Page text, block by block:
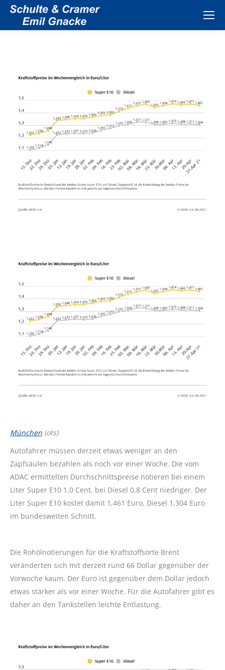
München (ots)
Autofahrer müssen derzeit etwas weniger an den
Zapfsäulen bezahlen als noch vor einer Woche. Die vom
ADAC ermittelten Durchschnittspreise notieren bei einem
Liter Super E10 1,0 Cent, bei Diesel 0,8 Cent niedriger. Der
Liter Super E10 kostet damit 1,461 Euro, Diesel 1,304 Euro
im bundesweiten Schnitt.
Die Rohölnotierungen für die Kraftstoffsorte Brent
veränderten sich mit derzeit rund 66 Dollar gegenüber der
Vorwoche kaum. Der Euro ist gegenüber dem Dollar jedoch
etwas stärker als vor einer Woche. Für die Autofahrer gibt es
daher an den Tankstellen leichte Entlastung.